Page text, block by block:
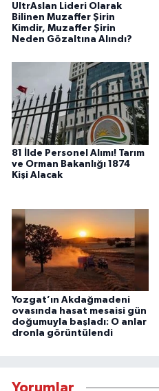
UltrAslan Lideri Olarak
Bilinen Muzaffer Şirin
Kimdir, Muzaffer Şirin
Neden Gözaltına Alındı?
81 İlde Personel Alımı! Tarım
ve Orman Bakanlığı 1874
Kişi Alacak
Yozgat’ın Akdağmadeni
ovasında hasat mesaisi gün
doğumuyla başladı: O anlar
dronla görüntülendi
Yorumlar